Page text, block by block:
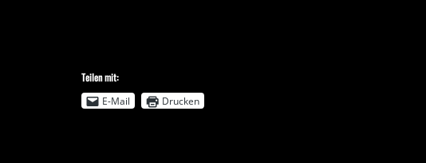
Teilen mit:
E-Mail
Drucken